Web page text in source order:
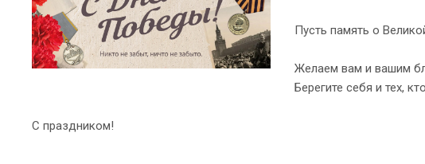
Пусть память о
Желаем вам и вашим
Берегите себя и тех,
С праздником!